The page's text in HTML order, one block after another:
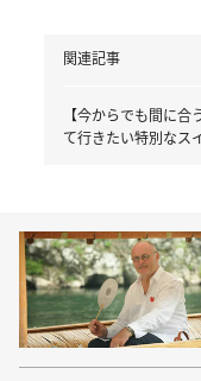
関連記事
【今からでも間に合
て行きたい特別なス